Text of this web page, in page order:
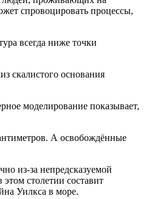
спровоцировать процессы,
всегда ниже точки
скалистого основания
моделирование показывает,
А освобождённые
из-за непредсказуемой
столетии составит
Уилкса в море.